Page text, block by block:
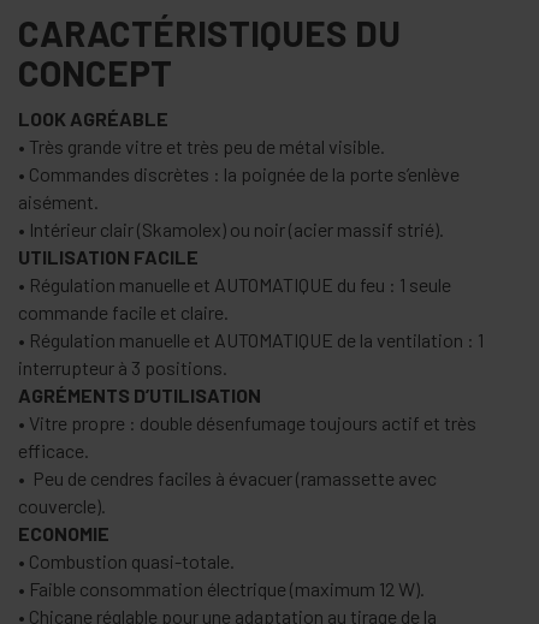
CARACTÉRISTIQUES DU
CONCEPT
LOOK AGRÉABLE
• Très grande vitre et très peu de métal visible.
• Commandes discrètes : la poignée de la porte s’enlève
aisément.
• Intérieur clair (Skamolex) ou noir (acier massif strié).
UTILISATION FACILE
• Régulation manuelle et AUTOMATIQUE du feu : 1 seule
commande facile et claire.
• Régulation manuelle et AUTOMATIQUE de la ventilation : 1
interrupteur à 3 positions.
AGRÉMENTS D’UTILISATION
• Vitre propre : double désenfumage toujours actif et très
efficace.
• Peu de cendres faciles à évacuer (ramassette avec
couvercle).
ECONOMIE
• Combustion quasi-totale.
• Faible consommation électrique (maximum 12 W).
• Chicane réglable pour une adaptation au tirage de la